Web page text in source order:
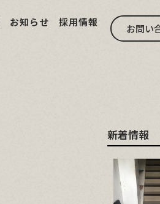
お知らせ 採用情報
お問い
新着情報